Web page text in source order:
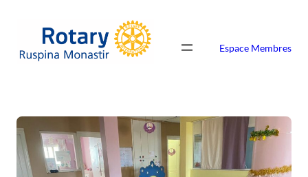
Espace Membres